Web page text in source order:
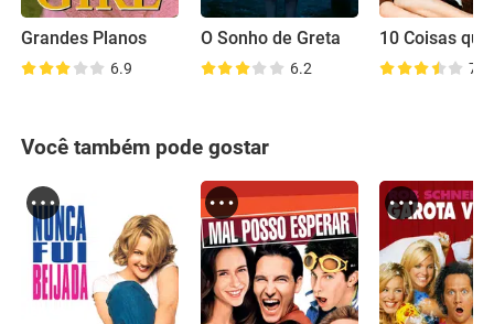
Grandes Planos
6.9
O Sonho de Greta
6.2 7.7
Você também pode gostar